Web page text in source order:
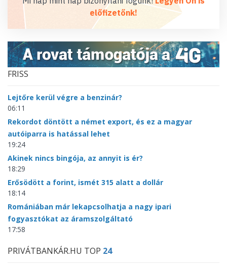
előfizetőnk!
FRISS
Lejtőre kerül végre a benzinár?
06:11
Rekordot döntött a német export, és ez a magyar
autóiparra is hatással lehet
19:24
Akinek nincs bingója, az annyit is ér?
18:29
Erősödött a forint, ismét 315 alatt a dollár
18:14
Romániában már lekapcsolhatja a nagy ipari
fogyasztókat az áramszolgáltató
17:58
PRIVÁTBANKÁR.HU TOP 24